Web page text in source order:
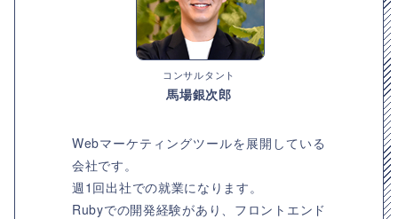
コンサルタント
馬場銀次郎
Webマーケティングツールを展開している
会社です。
週1回出社での就業になります。
Rubyでの開発経験があり、フロントエンド